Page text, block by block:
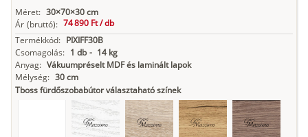
Méret: 30×70×30 cm
Ár (bruttó): 74 890 Ft /db
Termékkód: PIXIFF30B
Csomagolás: 1 db - 14 kg
Anyag: Vákuumpréselt MDF és laminált lapok
Mélység: 30 cm
Tboss fürdőszobabútor választaható színek